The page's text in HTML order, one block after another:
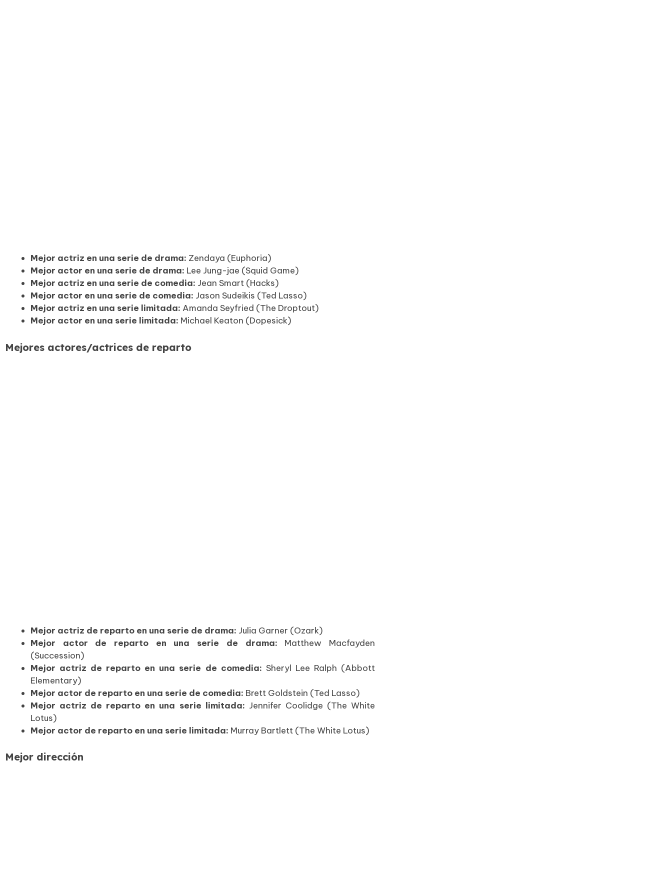
Mejor actriz en una serie de drama: Zendaya (Euphoria)
Mejor actor en una serie de drama: Lee Jung-jae (Squid Game)
Mejor actriz en una serie de comedia: Jean Smart (Hacks)
Mejor actor en una serie de comedia: Jason Sudeikis (Ted Lasso)
Mejor actriz en una serie limitada: Amanda Seyfried (The Droptout)
Mejor actor en una serie limitada: Michael Keaton (Dopesick)
Mejores actores/actrices de reparto
Mejor actriz de reparto en una serie de drama: Julia Garner (Ozark)
Mejor actor de reparto en una serie de drama: Matthew Macfayden
(Succession)
Mejor actriz de reparto en una serie de comedia: Sheryl Lee Ralph (Abbott
Elementary)
Mejor actor de reparto en una serie de comedia: Brett Goldstein (Ted Lasso)
Mejor actriz de reparto en una serie limitada: Jennifer Coolidge (The White
Lotus)
Mejor actor de reparto en una serie limitada: Murray Bartlett (The White Lotus)
Mejor dirección